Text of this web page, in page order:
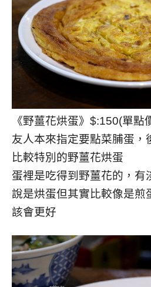
《野薑花烘蛋》$:150(單點
友人本來指定要點菜脯蛋，
比較特別的野薑花烘蛋
蛋裡是吃得到野薑花的，有
說是烘蛋但其實比較像是煎
該會更好